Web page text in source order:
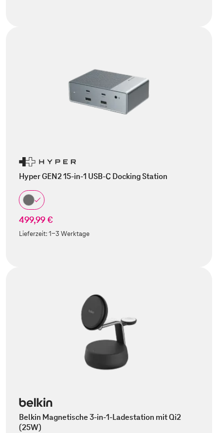
Hyper GEN2 15-in-1 USB-C Docking Station
499,99 €
Lieferzeit:1-3 Werktage
Belkin Magnetische 3-in-1-Ladestation mit Qi2
(25W)